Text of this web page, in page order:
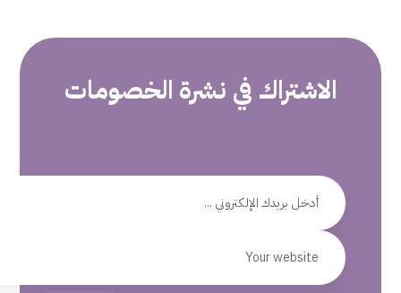
الاشتراك في نشرة الخصومات